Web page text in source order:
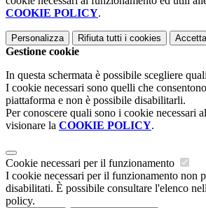
COOKIE POLICY.
Personalizza Rifiuta tutti i cookies
Gestione cookie
In questa schermata è possibile scegliere
I cookie necessari sono quelli che
piattaforma e non è possibile disabilitarli.
Per conoscere quali sono i cookie necessari
visionare la COOKIE POLICY.
Cookie necessari per il funzionamento
I cookie necessari per il funzionamento non
disabilitati. È possibile consultare l'elenco
policy.